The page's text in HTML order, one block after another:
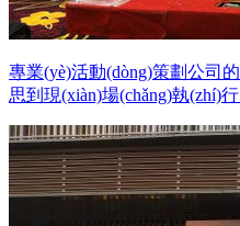
專業(yè)活動(dòng)策劃公司
思到現(xiàn)場(chǎng)執(zhí)